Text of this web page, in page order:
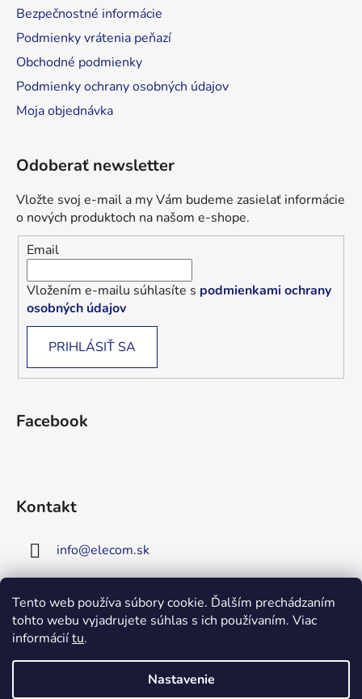
Tento web používa súbory cookie. Ďalším prechádzaním
tohto webu vyjadrujete súhlas s ich používaním. Viac
informáciítu.
Nastavenie
Upozornenie!
stránke!Zaregistrujte sa!
Získate tým 5% zľavu na väčšinu
Bezpečnostné informácie
Podmienky vrátenia peňazí
Obchodné podmienky
Podmienky ochrany osobných údajov
Moja objednávka
Odoberať newsletter
Vložte svoj e-mail a my Vám budeme zasielať informácie
o nových produktoch na našom e-shope.
Email
Vložením e-mailu súhlasíte s podmienkami ochrany
osobných údajov
PRIHLÁSIŤ SA
Facebook
Kontakt
info@elecom.sk